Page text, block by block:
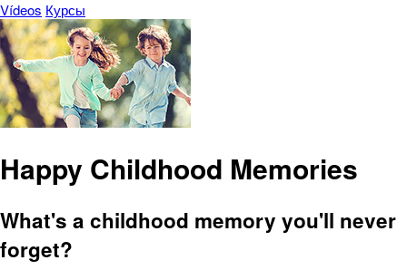
Vídeos Курсы
Happy Childhood Memories
What's a childhood memory you'll never
forget?